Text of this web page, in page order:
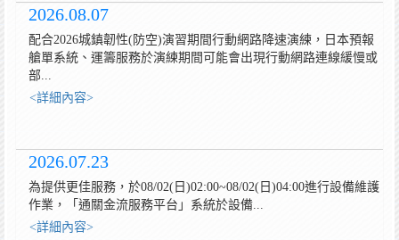
2026.08.07
配合2026城鎮韌性(防空)演習期間行動網路降速演練，日本預報
艙單系統、運籌服務於演練期間可能會出現行動網路連線緩慢或
部...
<詳細內容>
2026.07.23
為提供更佳服務，於08/02(日)02:00~08/02(日)04:00進行設備維護
作業，「通關金流服務平台」系統於設備...
<詳細內容>